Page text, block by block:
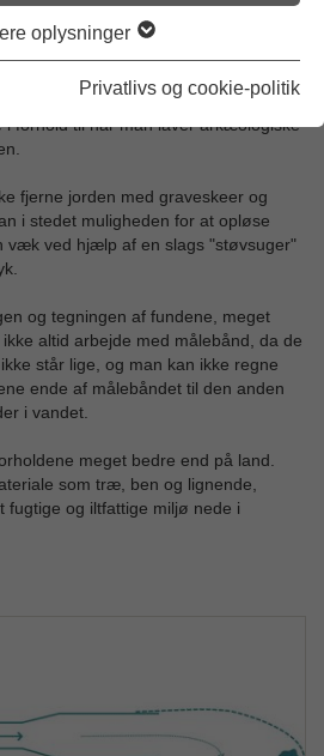
oplysninger
Privatlivs og cookie-politik
udgravninger på havbunden, er
i forhold til når man laver arkæologiske
fjerne jorden med graveskeer og
i stedet muligheden for at opløse
væk ved hjælp af en slags "støvsuger"
og tegningen af fundene, meget
altid arbejde med målebånd, da de
står lige, og man kan ikke regne
ende af målebåndet til den anden
i vandet.
meget bedre end på land.
som træ, ben og lignende,
fugtige og iltfattige miljø nede i